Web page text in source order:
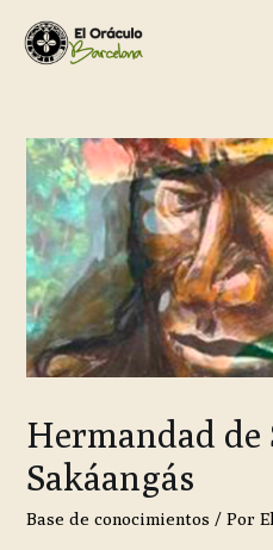
Hermandad de
Sakáangás
Base de conocimientos / Por